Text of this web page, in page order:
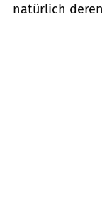
natürlich deren